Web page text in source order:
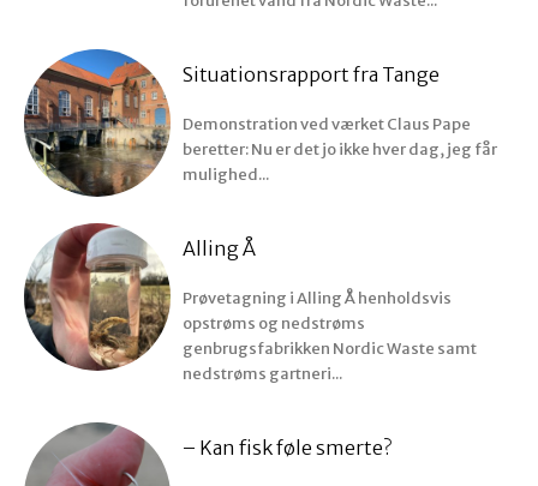
Situationsrapport fra Tange
Demonstration ved værket Claus Pape
beretter: Nu er det jo ikke hver dag, jeg får
mulighed...
Alling Å
Prøvetagning i Alling Å henholdsvis
opstrøms og nedstrøms
genbrugsfabrikken Nordic Waste samt
nedstrøms gartneri...
– Kan fisk føle smerte?